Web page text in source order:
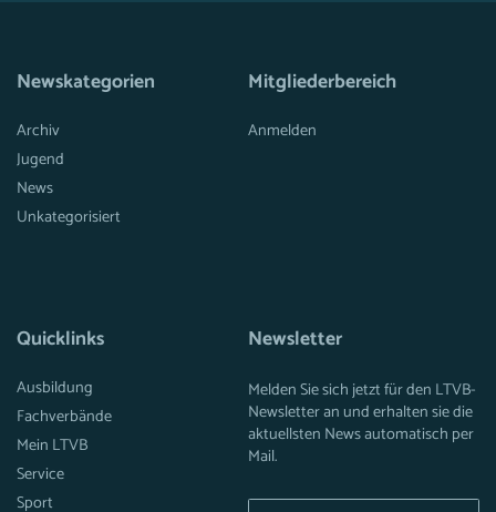
Newskategorien
Archiv
Jugend
News
Unkategorisiert
Mitgliederbereich
Anmelden
Quicklinks
Ausbildung
Fachverbände
Mein LTVB
Service
Sport
Newsletter
Melden Sie sich jetzt für den LTVB-
Newsletter an und erhalten sie die
aktuellsten News automatisch per
Mail.